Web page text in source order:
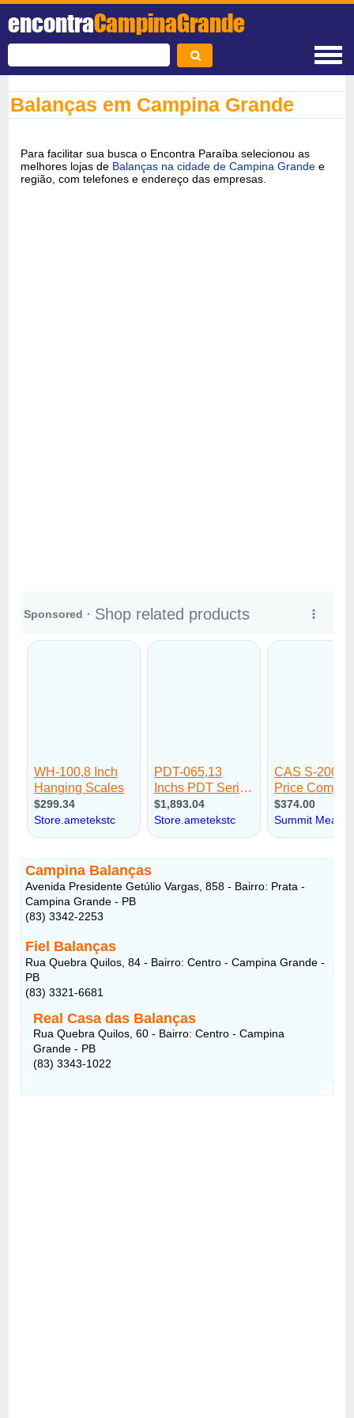
encontraCampinaGrande
Balanças em Campina Grande
Para facilitar sua busca o Encontra Paraíba selecionou as
melhores lojas de Balanças na cidade de Campina Grande e
região, com telefones e endereço das empresas.
Campina Balanças
Avenida Presidente Getúlio Vargas, 858 - Bairro: Prata -
Campina Grande - PB
(83) 3342-2253
Fiel Balanças
Rua Quebra Quilos, 84 - Bairro: Centro - Campina Grande -
PB
(83) 3321-6681
Real Casa das Balanças
Rua Quebra Quilos, 60 - Bairro: Centro - Campina
Grande - PB
(83) 3343-1022